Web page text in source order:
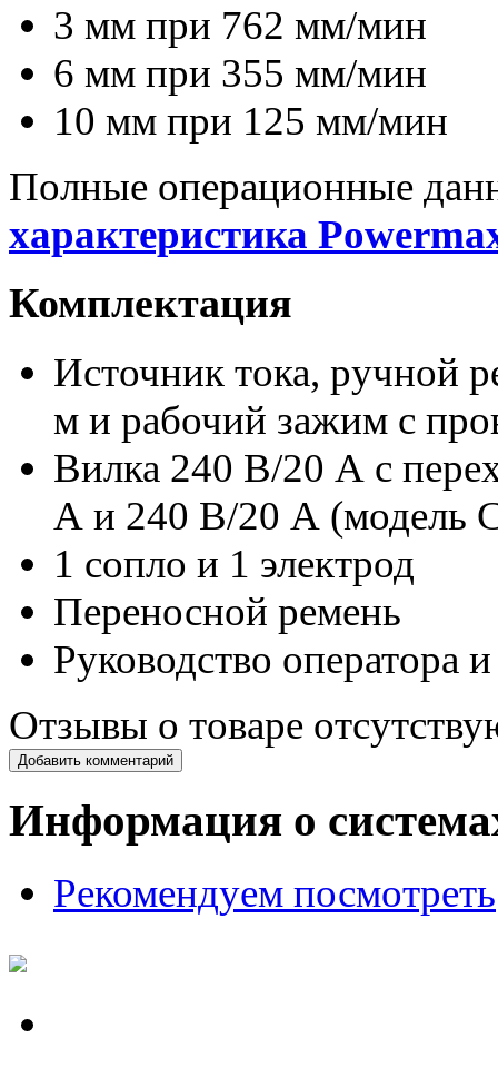
3 мм при 762 мм/мин
6 мм при 355 мм/мин
10 мм при 125 мм/мин
Полные операционные
характеристика
Комплектация
Источник тока, ручной
м и рабочий зажим с
Вилка 240 В/20 А с
А и 240 В/20 А (модель
1 сопло и 1 электрод
Переносной ремень
Руководство оператора
Отзывы о товаре
Добавить комментарий
Информация о
Рекомендуем посмотреть